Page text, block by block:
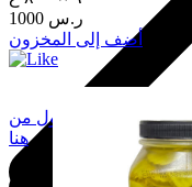
1000 ر.س
أضف إلى المخزون
سجّل الدخول من
هنا